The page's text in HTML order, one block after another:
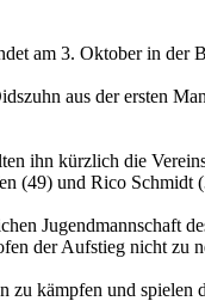
am 3. Oktober in der
aus der ersten
ihn kürzlich die
(49) und Rico Schmidt
Jugendmannschaft
der Aufstieg nicht zu
zu kämpfen und spielen